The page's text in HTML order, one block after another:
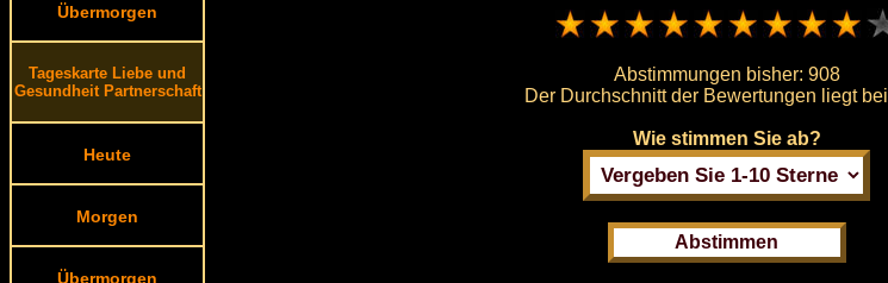
Übermorgen
Tageskarte Liebe und
Gesundheit Partnerschaft
Heute
Morgen
Übermorgen
Abstimmungen bisher: 908
Der Durchschnitt der Bewertungen liegt bei
Wie stimmen Sie ab?